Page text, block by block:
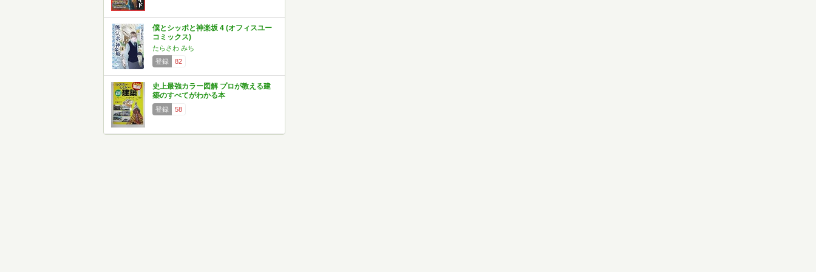
僕とシッポと神楽坂 4 (オフィスユー
コミックス)
たらさわ みち
登録
82
史上最強カラー図解 プロが教える建
築のすべてがわかる本
登録 58